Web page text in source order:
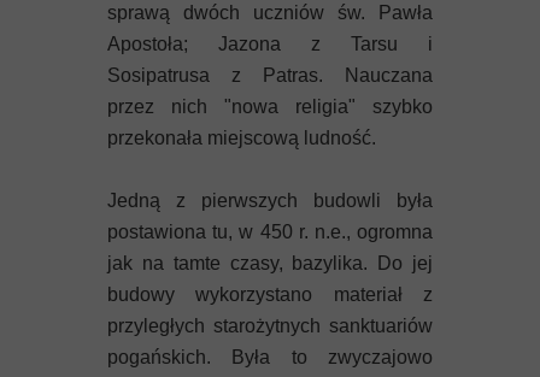
sprawą dwóch uczniów św. Pawła
Apostoła; Jazona z Tarsu i
Sosipatrusa z Patras. Nauczana
przez nich "nowa religia" szybko
przekonała miejscową ludność.
Jedną z pierwszych budowli była
postawiona tu, w 450 r. n.e., ogromna
jak na tamte czasy, bazylika. Do jej
budowy wykorzystano materiał z
przyległych starożytnych sanktuariów
pogańskich. Była to zwyczajowo